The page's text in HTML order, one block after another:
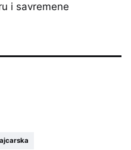
i savremene